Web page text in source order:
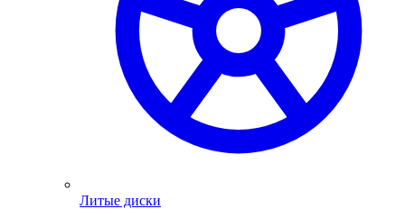
Литые диски